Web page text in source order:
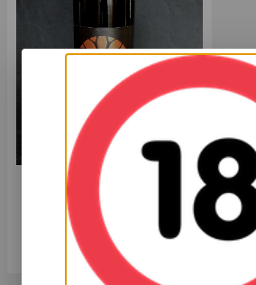
6 000
Kosárba